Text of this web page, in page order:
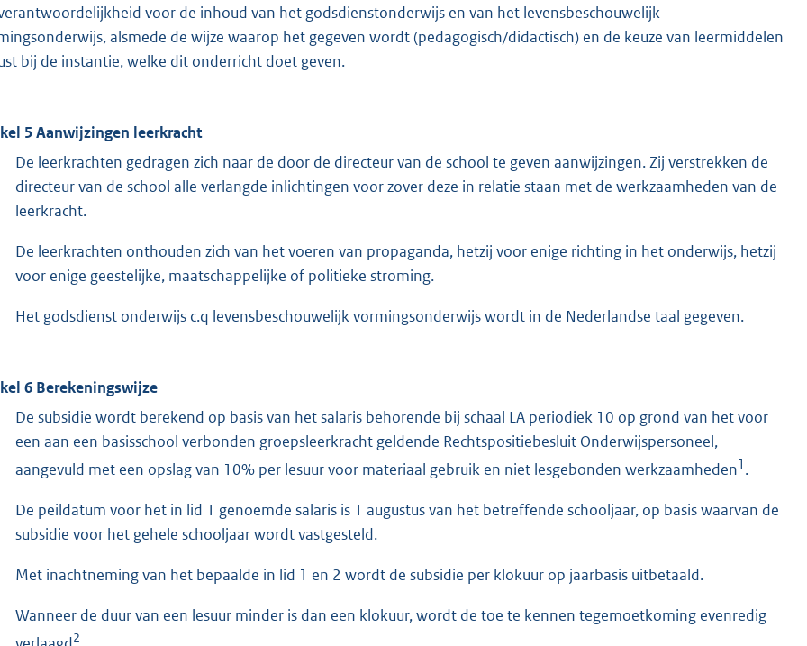
voor de inhoud van het godsdienstonderwijs en van het levensbeschouwelijk
alsmede de wijze waarop het gegeven wordt (pedagogisch/didactisch) en de keuze van leermiddelen
bij de instantie, welke dit onderricht doet geven.
5 Aanwijzingen leerkracht
De leerkrachten gedragen zich naar de door de directeur van de school te geven aanwijzingen. Zij verstrekken de
directeur van de school alle verlangde inlichtingen voor zover deze in relatie staan met de werkzaamheden van de
leerkracht.
De leerkrachten onthouden zich van het voeren van propaganda, hetzij voor enige richting in het onderwijs, hetzij
voor enige geestelijke, maatschappelijke of politieke stroming.
Het godsdienst onderwijs c.q levensbeschouwelijk vormingsonderwijs wordt in de Nederlandse taal gegeven.
6 Berekeningswijze
De subsidie wordt berekend op basis van het salaris behorende bij schaal LA periodiek 10 op grond van het voor
een aan een basisschool verbonden groepsleerkracht geldende Rechtspositiebesluit Onderwijspersoneel,
aangevuld met een opslag van 10% per lesuur voor materiaal gebruik en niet lesgebonden werkzaamheden1 .
De peildatum voor het in lid 1 genoemde salaris is 1 augustus van het betreffende schooljaar, op basis waarvan de
subsidie voor het gehele schooljaar wordt vastgesteld.
Met inachtneming van het bepaalde in lid 1 en 2 wordt de subsidie per klokuur op jaarbasis uitbetaald.
Wanneer de duur van een lesuur minder is dan een klokuur, wordt de toe te kennen tegemoetkoming evenredig
2